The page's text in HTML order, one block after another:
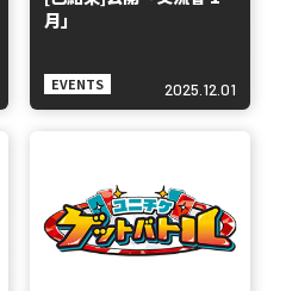
月」
EVENTS 2025.12.01